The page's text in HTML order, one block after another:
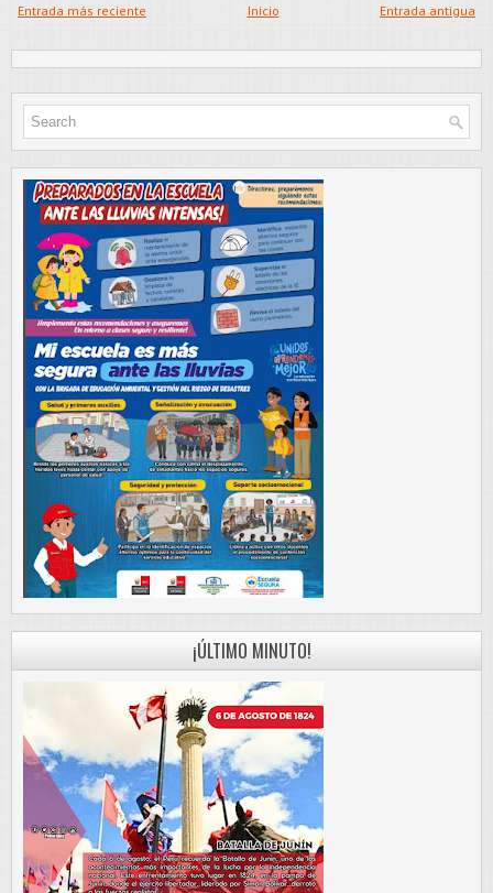
Entrada más reciente Entrada antigua
Inicio
¡ÚLTIMO MINUTO!